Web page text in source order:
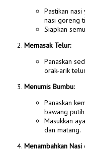
Pastikan
nasi goreng
Siapkan
Memasak Telur:
Panaskan
orak-arik
Menumis Bumbu:
Panaskan
bawang
Masukkan
dan matang.
Menambahkan Nasi